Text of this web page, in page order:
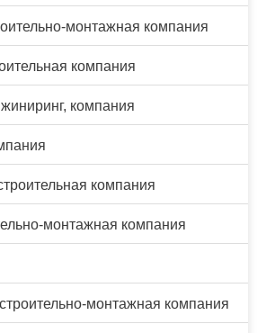
монтажная компания
компания
компания
компания
монтажная компания
монтажная компания